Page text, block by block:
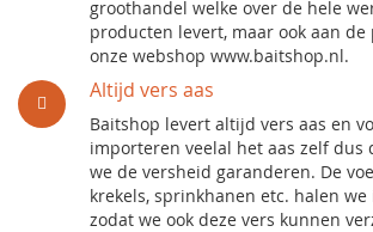
groothandel welke over de hele
producten levert, maar ook aan
onze webshop www.baitshop.nl.
Altijd vers aas
Baitshop levert altijd vers aas en
importeren veelal het aas zelf dus
we de versheid garanderen. De
krekels, sprinkhanen etc. halen
zodat we ook deze vers kunnen